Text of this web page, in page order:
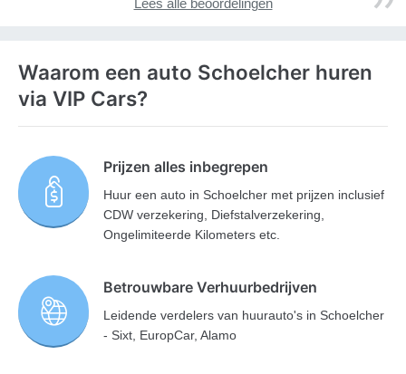
Waarom een auto Schoelcher huren
via VIP Cars?
Prijzen alles inbegrepen
Huur een auto in Schoelcher met prijzen inclusief
CDW verzekering, Diefstalverzekering,
Ongelimiteerde Kilometers etc.
Betrouwbare Verhuurbedrijven
Leidende verdelers van huurauto's in Schoelcher
- Sixt, EuropCar, Alamo